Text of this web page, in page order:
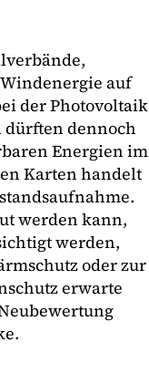
auf
der Photovoltaik
dürften dennoch
Energien im
Karten handelt
werden kann,
werden,
oder zur
erwarte